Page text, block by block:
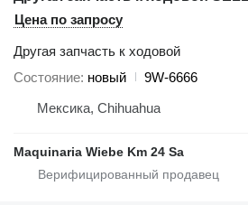
Цена по запросу
Другая запчасть к ходовой
Состояние новый
9W-6666
Мексика, Chihuahua
Maquinaria Wiebe Km 24 Sa